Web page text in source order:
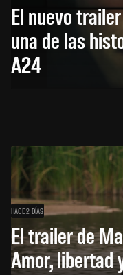
El nuevo
una de las
A24
HACE 2 DÍAS
El trailer de
Amor, libertad